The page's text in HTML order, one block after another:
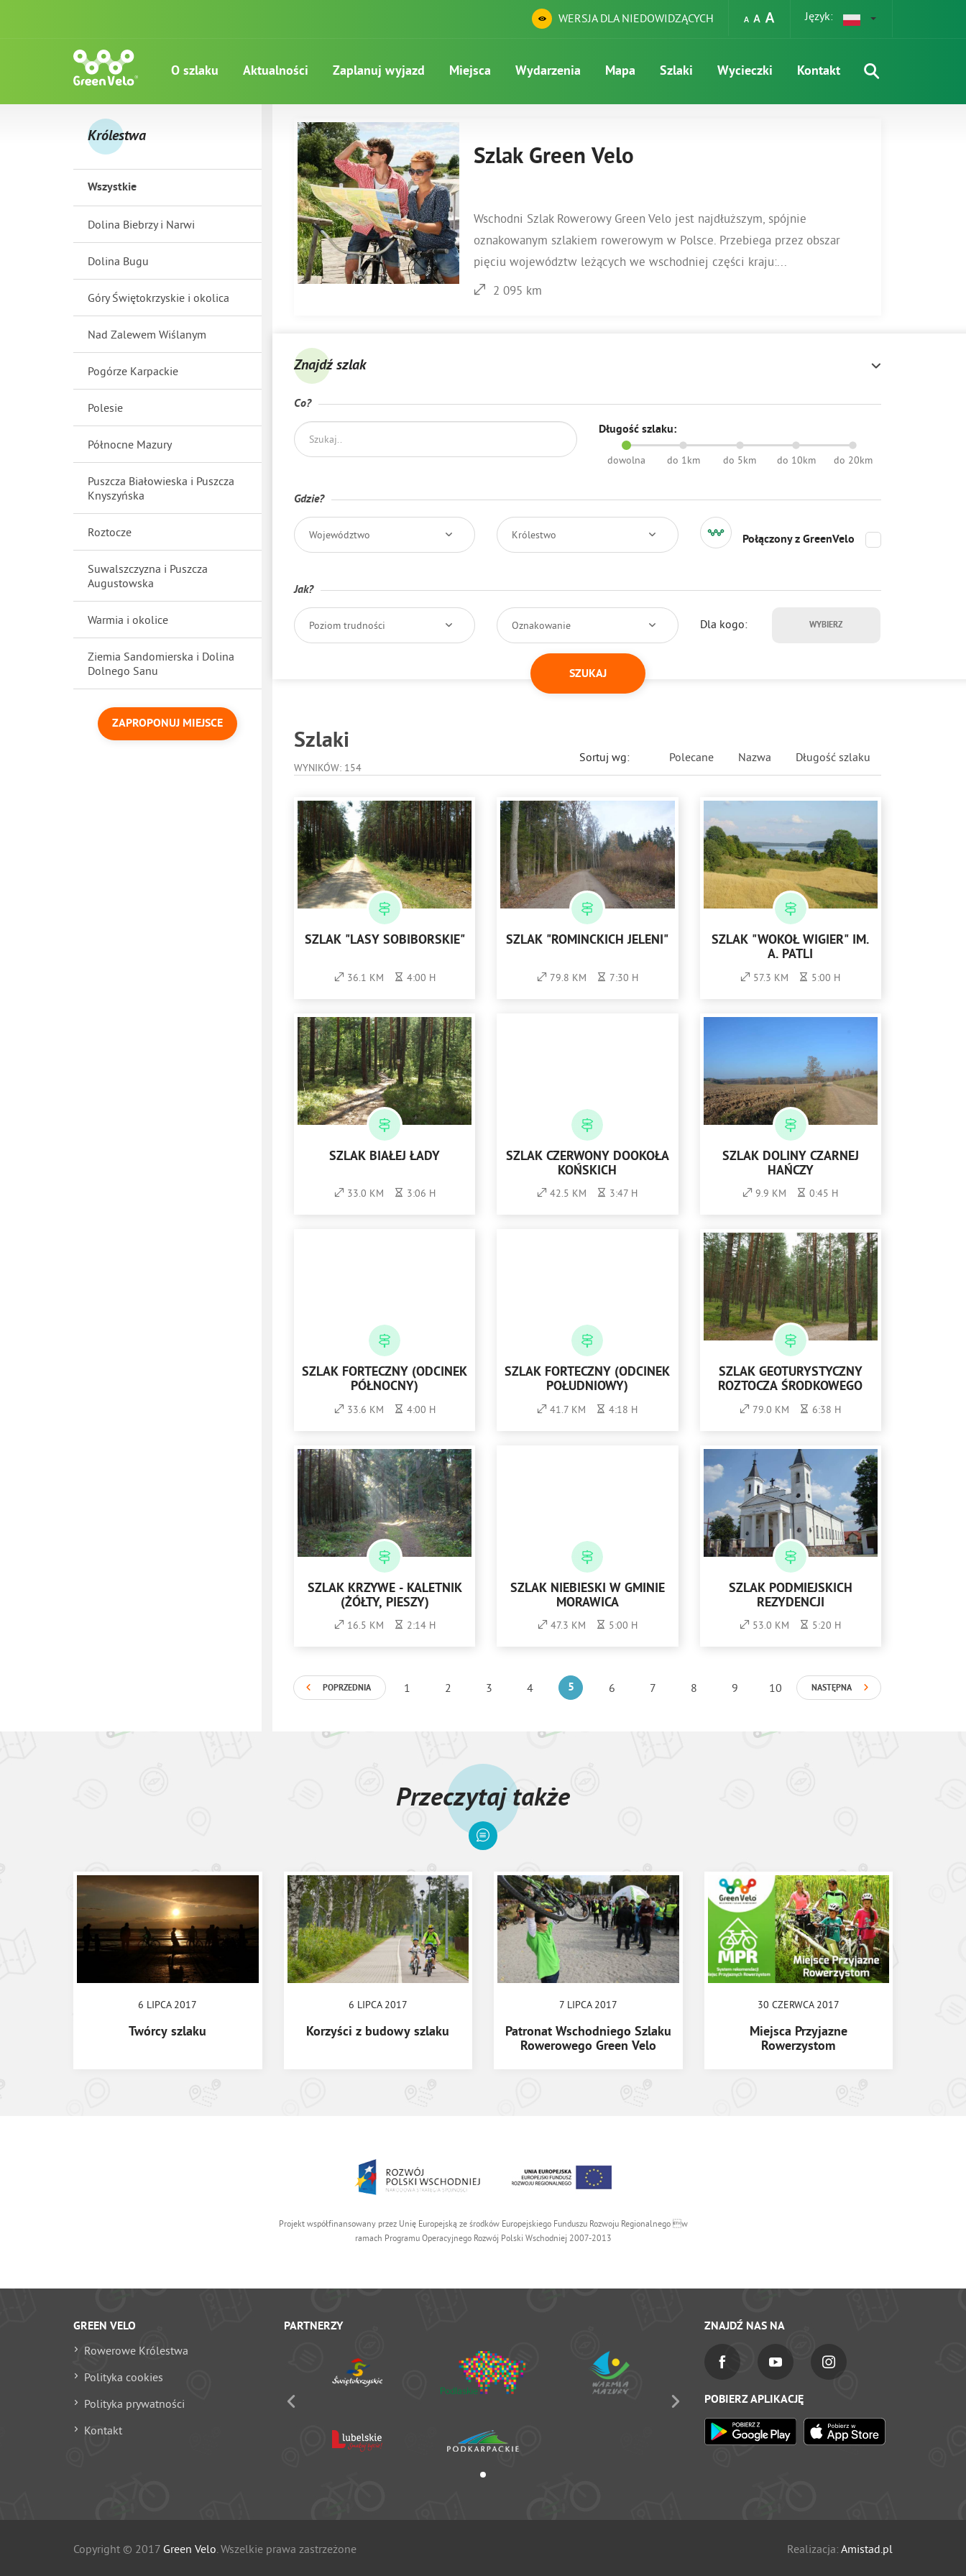
Język:
WERSJA DLA NIEDOWIDZĄCYCH
O szlaku Aktualności Zaplanuj wyjazd Miejsca Wydarzenia Mapa Szlaki Wycieczki Kontakt
Królestwa
Wszystkie
Dolina Biebrzy i Narwi
Dolina Bugu
Góry Świętokrzyskie i okolica
Nad Zalewem Wiślanym
Pogórze Karpackie
Polesie
Północne Mazury
Puszcza Białowieska i Puszcza
Knyszyńska
Roztocze
Suwalszczyzna i Puszcza
Augustowska
Warmia i okolice
Ziemia Sandomierska i Dolina
Dolnego Sanu
ZAPROPONUJ MIEJSCE
Szlak Green Velo
Wschodni Szlak Rowerowy Green Velo jest najdłuższym, spójnie
oznakowanym szlakiem rowerowym w Polsce. Przebiega przez obszar
pięciu województw leżących we wschodniej części kraju:...
2 095 km
Znajdź szlak
Co?
Długość szlaku:
dowolna do 1km do 5km do 10km do 20km
Gdzie?
Województwo Królestwo Połączony z GreenVelo
Jak?
Poziom trudności Oznakowanie Dla kogo: WYBIERZ
Szlaki
WYNIKÓW: 154
Sortuj wg: Polecane Nazwa Długość szlaku
SZLAK "LASY SOBIBORSKIE"
36.1 KM 4:00 H
SZLAK "ROMINCKICH JELENI"
79.8 KM 7:30 H
SZLAK "WOKÓŁ WIGIER" IM.
A. PATLI
57.3 KM 5:00 H
SZLAK BIAŁEJ ŁADY
33.0 KM 3:06 H
SZLAK CZERWONY DOOKOŁA
KOŃSKICH
42.5 KM 3:47 H
SZLAK DOLINY CZARNEJ
HAŃCZY
9.9 KM 0:45 H
SZLAK FORTECZNY (ODCINEK
PÓŁNOCNY)
33.6 KM 4:00 H
SZLAK FORTECZNY (ODCINEK
POŁUDNIOWY)
41.7 KM 4:18 H
SZLAK GEOTURYSTYCZNY
ROZTOCZA ŚRODKOWEGO
79.0 KM 6:38 H
SZLAK KRZYWE - KALETNIK
(ŻÓŁTY, PIESZY)
16.5 KM 2:14 H
SZLAK NIEBIESKI W GMINIE
MORAWICA
47.3 KM 5:00 H
SZLAK PODMIEJSKICH
REZYDENCJI
53.0 KM 5:20 H
POPRZEDNIA 1 2 3 4 5 6 7 8 9 10 NASTĘPNA
Przeczytaj także
6 LIPCA 2017
Twórcy szlaku
6 LIPCA 2017
Korzyści z budowy szlaku
7 LIPCA 2017
Patronat Wschodniego Szlaku
Rowerowego Green Velo
30 CZERWCA 2017
Miejsca Przyjazne
Rowerzystom
Projekt współfinansowany przez Unię Europejską ze środków Europejskiego Funduszu Rozwoju Regionalnego w
ramach Programu Operacyjnego Rozwój Polski Wschodniej 2007-2013
GREEN VELO
Rowerowe Królestwa
Polityka cookies
Polityka prywatności
Kontakt
PARTNERZY ZNAJDŹ NAS NA
POBIERZ APLIKACJĘ
Copyright © 2017 Green Velo . Wszelkie prawa zastrzeżone Realizacja: Amistad.pl